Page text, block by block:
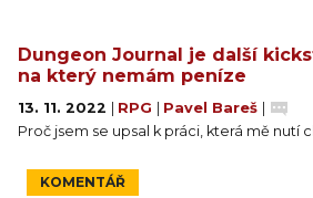
Dungeon Journal je další
na který nemám peníze
13. 11. 2022 | RPG | Pavel Bareš |
Proč jsem se upsal k práci, která mě nutí
KOMENTÁŘ